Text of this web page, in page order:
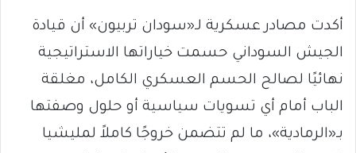
أكدت مصادر عسكرية لـ«سودان تربيون» أن قيادة
الجيش السوداني حسمت خياراتها الاستراتيجية
نهائيًا لصالح الحسم العسكري الكامل، مغلقة
الباب أمام أي تسويات سياسية أو حلول وصفتها
بـ«الرمادية»، ما لم تتضمن خروجًا كاملاً لمليشيا